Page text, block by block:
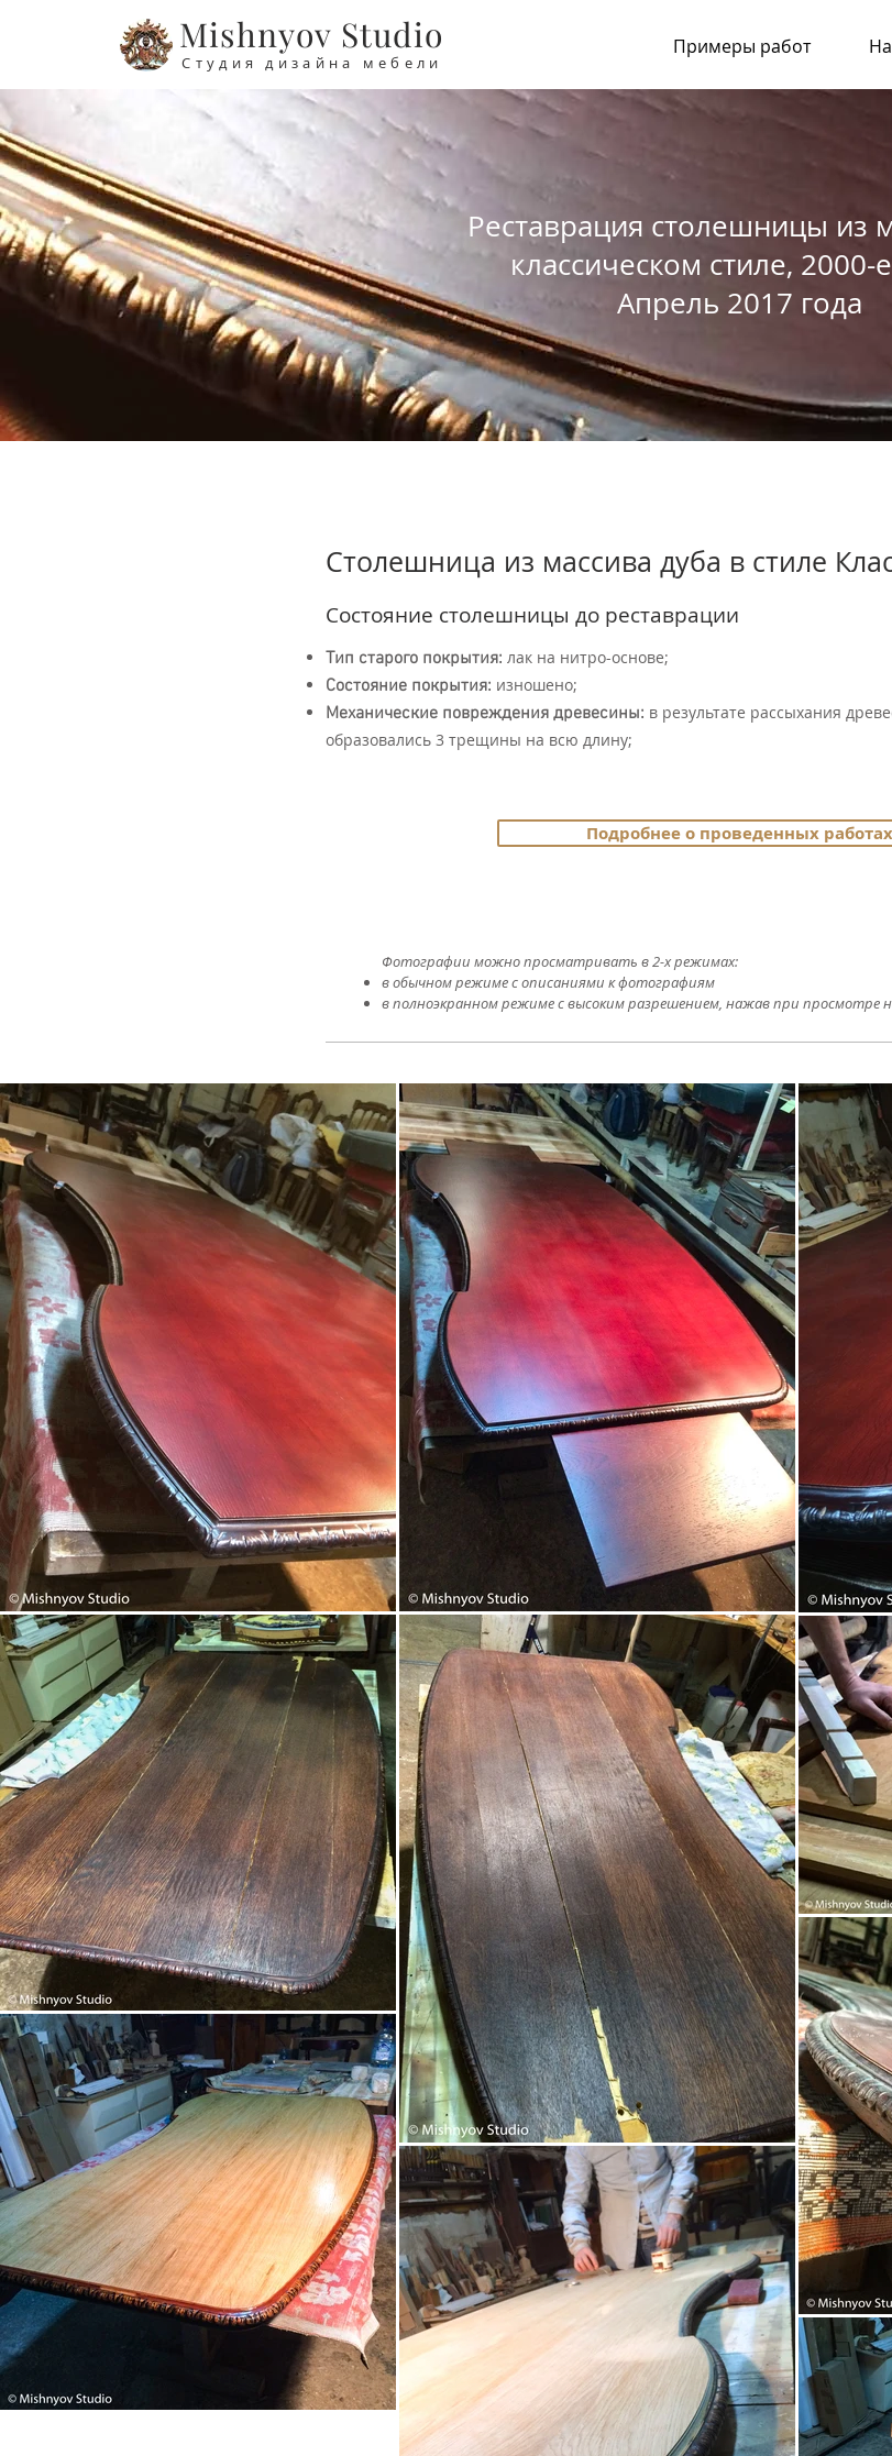
Mishnyov Studio
Студия дизайна мебели
Примеры работ
Реставрация столешницы из
классическом стиле, 2000-
Апрель 2017 года
Столешница из массива дуба в стиле
Состояние столешницы до реставрации
Тип старого покрытия: лак на нитро-основе;
Состояние покрытия: изношено;
Механические повреждения древесины: в результате рассыхания
образовались 3 трещины на всю длину;
Подробнее о проведенных работах
​Фотографии можно просматривать в 2-х режимах:
в обычном режиме с описаниями к фотографиям
в полноэкранном режиме с высоким разрешением, нажав при просмотре